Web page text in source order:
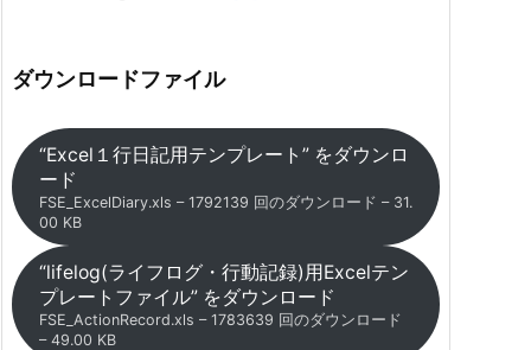
ダウンロードファイル
“Excel１行日記用テンプレート” をダウンロ
ード
FSE_ExcelDiary.xls – 1792139 回のダウンロード – 31.
00 KB
“lifelog(ライフログ・行動記録)用Excelテン
プレートファイル” をダウンロード
FSE_ActionRecord.xls – 1783639 回のダウンロード
– 49.00 KB